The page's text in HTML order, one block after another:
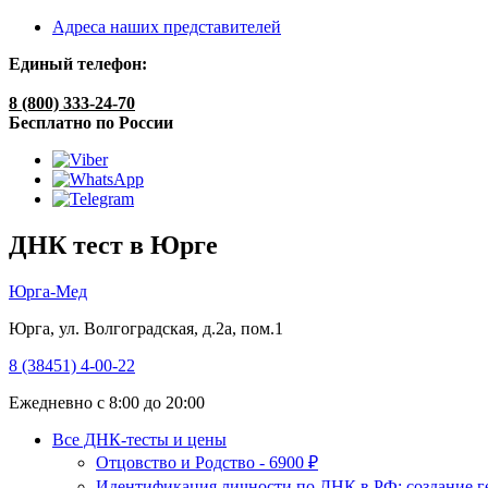
Адреса наших представителей
Единый телефон:
8 (800) 333-24-70
Бесплатно по России
ДНК тест в Юрге
Юрга-Мед
Юрга, ул. Волгоградская, д.2а, пом.1
8 (38451) 4-00-22
Ежедневно с 8:00 до 20:00
Все ДНК-тесты и цены
Отцовство и Родство - 6900 ₽